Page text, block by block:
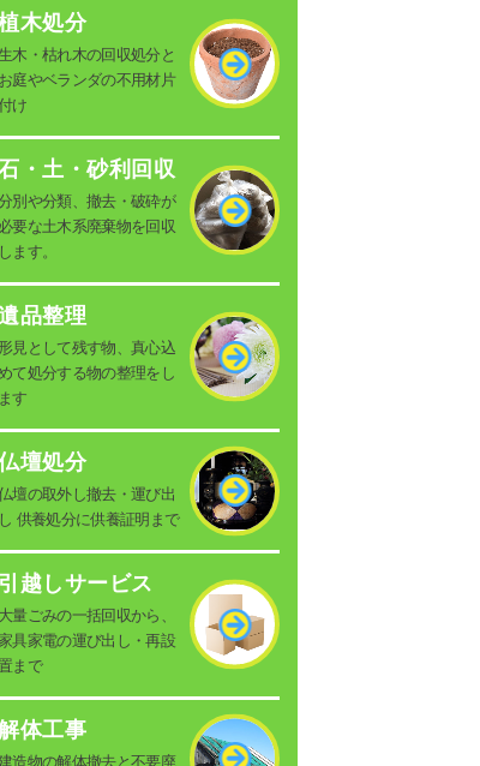
木処分
木・枯れ木の回収処分と
お庭やベランダの不用材片
け
・土・砂利回収
別や分類、撤去・破砕が
必要な土木系廃棄物を回収
します。
品整理
見として残す物、真心込
て処分する物の整理をし
ます
壇処分
壇の取外し撤去・運び出
し 供養処分に供養証明まで
引越しサービス
大量ごみの一括回収から、
具家電の運び出し・再設
まで
体工事
造物の解体撤去と不要廃